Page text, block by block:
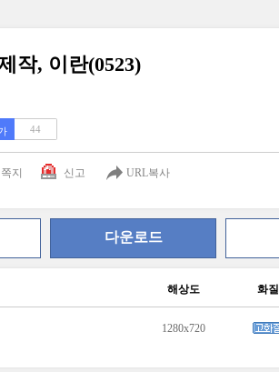
작, 이란(0523)
44
쪽지 신고 URL복사
다운로드
해상도 화질
1280x720